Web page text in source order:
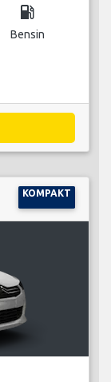
local_gas_station
Bensin
KOMPAKT